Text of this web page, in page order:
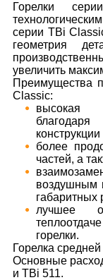
Горелки
серии TBi
геометрия
увеличить
Преимущества
Classic:
высокая
более
частей, а
воздушным
габаритных
лучшее
горелки.
Горелка
Основные
и TBi 511.